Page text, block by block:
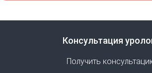
Консультация
Получить